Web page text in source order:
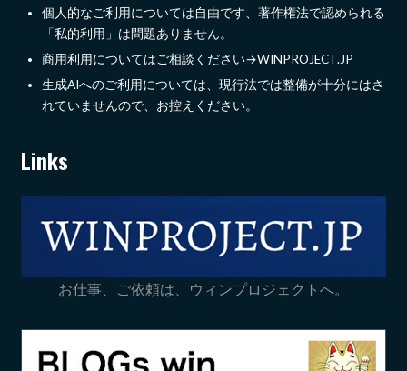
個人的なご利用については自由です、著作権法で認められる
「私的利用」は問題ありません。
商用利用についてはご相談ください→WINPROJECT.JP
生成AIへのご利用については、現行法では整備が十分にはさ
れていませんので、お控えください。
Links
お仕事、ご依頼は、ウィンプロジェクトへ。